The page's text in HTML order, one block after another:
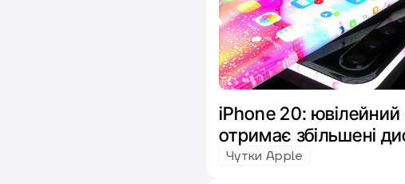
iPhone 20:
отримає збільшені
Чутки Apple